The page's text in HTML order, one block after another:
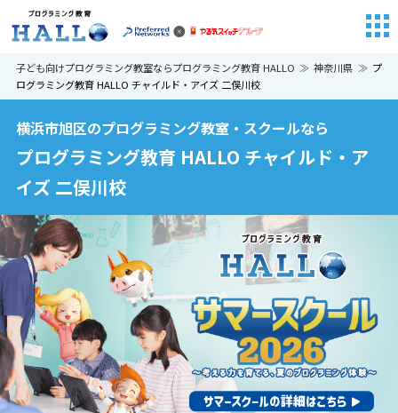
子ども向けプログラミング教室ならプログラミング教育 HALLO 神奈川県
プ
ログラミング教育 HALLO チャイルド・アイズ 二俣川校
横浜市旭区のプログラミング教室・スクールなら
プログラミング教育 HALLO チャイルド・ア
イズ 二俣川校